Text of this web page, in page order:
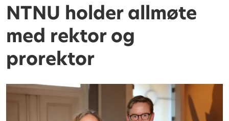
NTNU holder allmøte
med rektor og
prorektor